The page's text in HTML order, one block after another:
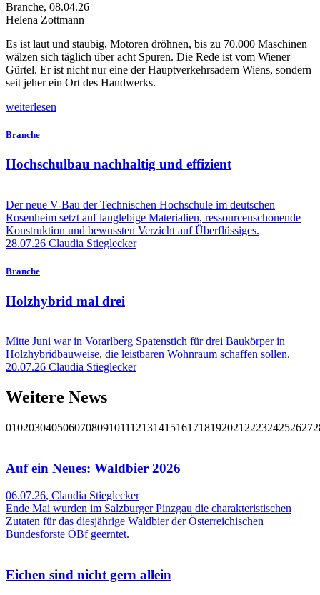
Branche, 08.04.26
Helena Zottmann
Es ist laut und staubig, Motoren dröhnen, bis zu 70.000 Maschinen
wälzen sich täglich über acht Spuren. Die Rede ist vom Wiener
Gürtel. Er ist nicht nur eine der Hauptverkehrsadern Wiens, sondern
seit jeher ein Ort des Handwerks.
weiterlesen
Branche
Hochschulbau nachhaltig und effizient
Der neue V-Bau der Technischen Hochschule im deutschen
Rosenheim setzt auf langlebige Materialien, ressourcenschonende
Konstruktion und bewussten Verzicht auf Überflüssiges.
28.07.26 Claudia Stieglecker
Branche
Holzhybrid mal drei
Mitte Juni war in Vorarlberg Spatenstich für drei Baukörper in
Holzhybridbauweise, die leistbaren Wohnraum schaffen sollen.
20.07.26 Claudia Stieglecker
Weitere News
010203040506070809101112131415161718192021 222324252627
Auf ein Neues: Waldbier 2026
06.07.26, Claudia Stieglecker
Ende Mai wurden im Salzburger Pinzgau die charakteristischen
Zutaten für das diesjährige Waldbier der Österreichischen
Bundesforste ÖBf geerntet.
Eichen sind nicht gern allein